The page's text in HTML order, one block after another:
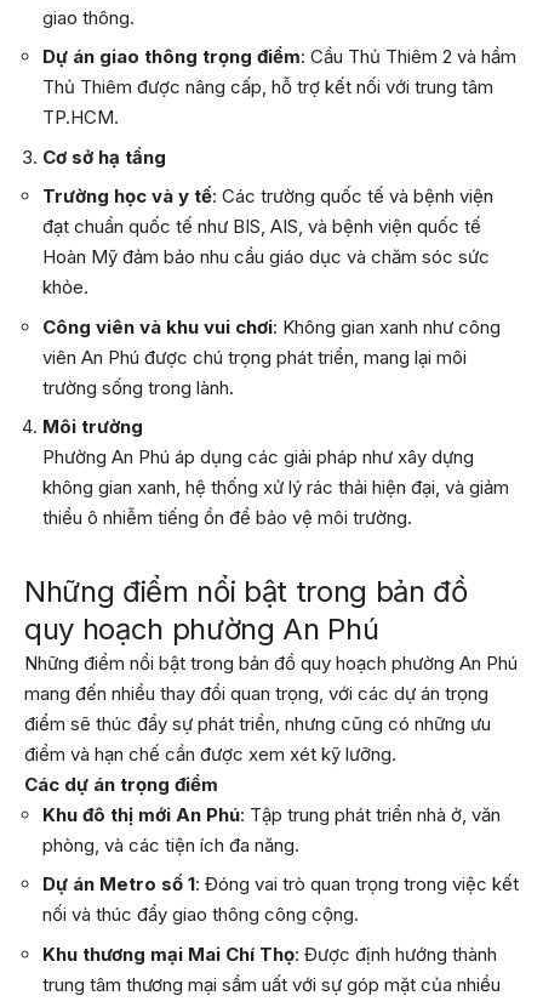
giao thông.
Dự án giao thông trọng điểm: Cầu Thủ Thiêm 2 và hầm
Thủ Thiêm được nâng cấp, hỗ trợ kết nối với trung tâm
TP.HCM.
Cơ sở hạ tầng
Trường học và y tế: Các trường quốc tế và bệnh viện
đạt chuẩn quốc tế như BIS, AIS, và bệnh viện quốc tế
Hoàn Mỹ đảm bảo nhu cầu giáo dục và chăm sóc sức
khỏe.
Công viên và khu vui chơi: Không gian xanh như công
viên An Phú được chú trọng phát triển, mang lại môi
trường sống trong lành.
Môi trường
Phường An Phú áp dụng các giải pháp như xây dựng
không gian xanh, hệ thống xử lý rác thải hiện đại, và giảm
thiểu ô nhiễm tiếng ồn để bảo vệ môi trường.
Những điểm nổi bật trong bản đồ
quy hoạch phường An Phú
Những điểm nổi bật trong bản đồ quy hoạch phường An Phú
mang đến nhiều thay đổi quan trọng, với các dự án trọng
điểm sẽ thúc đẩy sự phát triển, nhưng cũng có những ưu
điểm và hạn chế cần được xem xét kỹ lưỡng.
Các dự án trọng điểm
Khu đô thị mới An Phú: Tập trung phát triển nhà ở, văn
phòng, và các tiện ích đa năng.
Dự án Metro số 1: Đóng vai trò quan trọng trong việc kết
nối và thúc đẩy giao thông công cộng.
Khu thương mại Mai Chí Thọ: Được định hướng thành
trung tâm thương mại sầm uất với sự góp mặt của nhiều